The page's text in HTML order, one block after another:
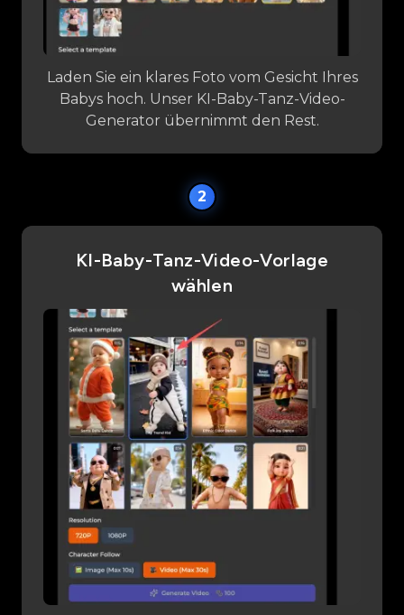
Laden Sie ein klares Foto vom Gesicht Ihres
Babys hoch. Unser KI-Baby-Tanz-Video-
Generator übernimmt den Rest.
2
KI-Baby-Tanz-Video-Vorlage
wählen